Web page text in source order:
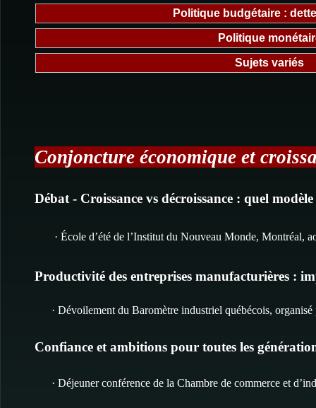
Politique budgétaire :
Politique
Sujets variés
Conjoncture économique et
Débat - Croissance vs décroissance : quel
· École d’été de l’Institut du Nouveau Monde, Montréal,
Productivité des entreprises manufacturières :
· Dévoilement du Baromètre industriel québécois,
Confiance et ambitions pour toutes les
· Déjeuner conférence de la Chambre de commerce et